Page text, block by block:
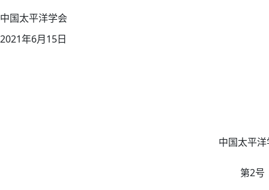
中国太平洋学会
2021年6月15日
中国太平洋学会
第2号